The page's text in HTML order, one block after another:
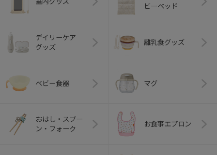
ビーベッド
デイリーケア
グッズ
離乳食グッズ
ベビー食器 マグ
おはし・スプー
ン・フォーク
お食事エプロン